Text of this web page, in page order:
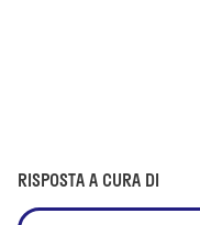
RISPOSTA A CURA DI